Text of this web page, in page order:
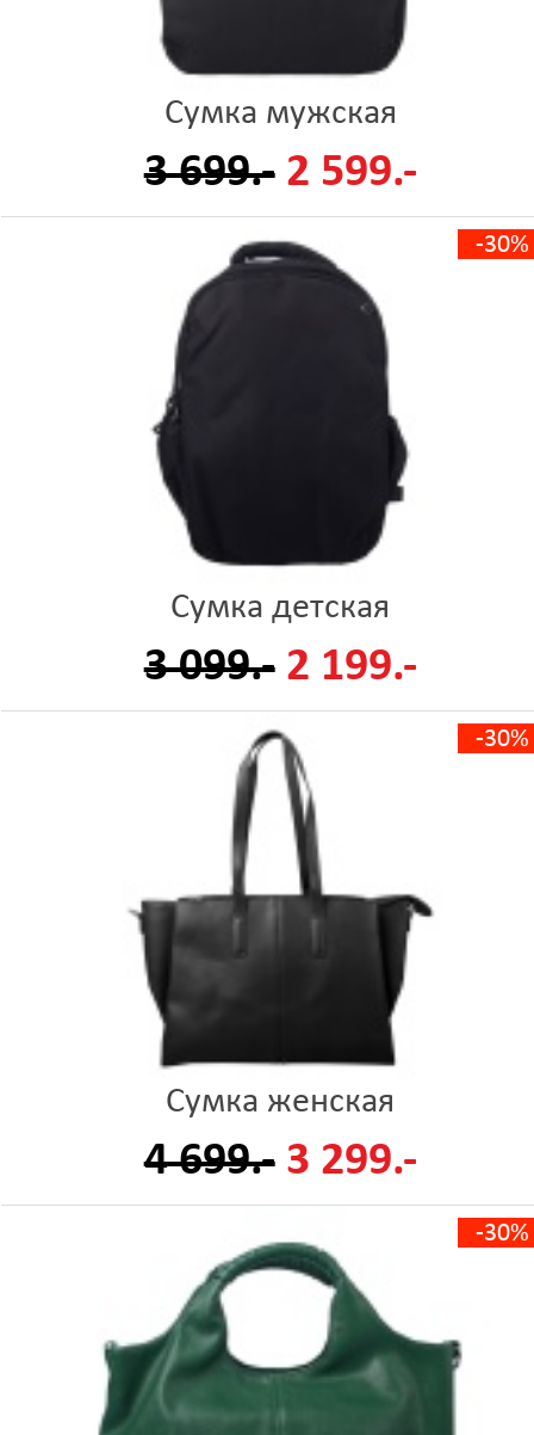
Сумка мужская
3 699.- 2 599.-
-30%
Сумка детская
3 099.- 2 199.-
-30%
Сумка женская
4 699.- 3 299.-
-30%